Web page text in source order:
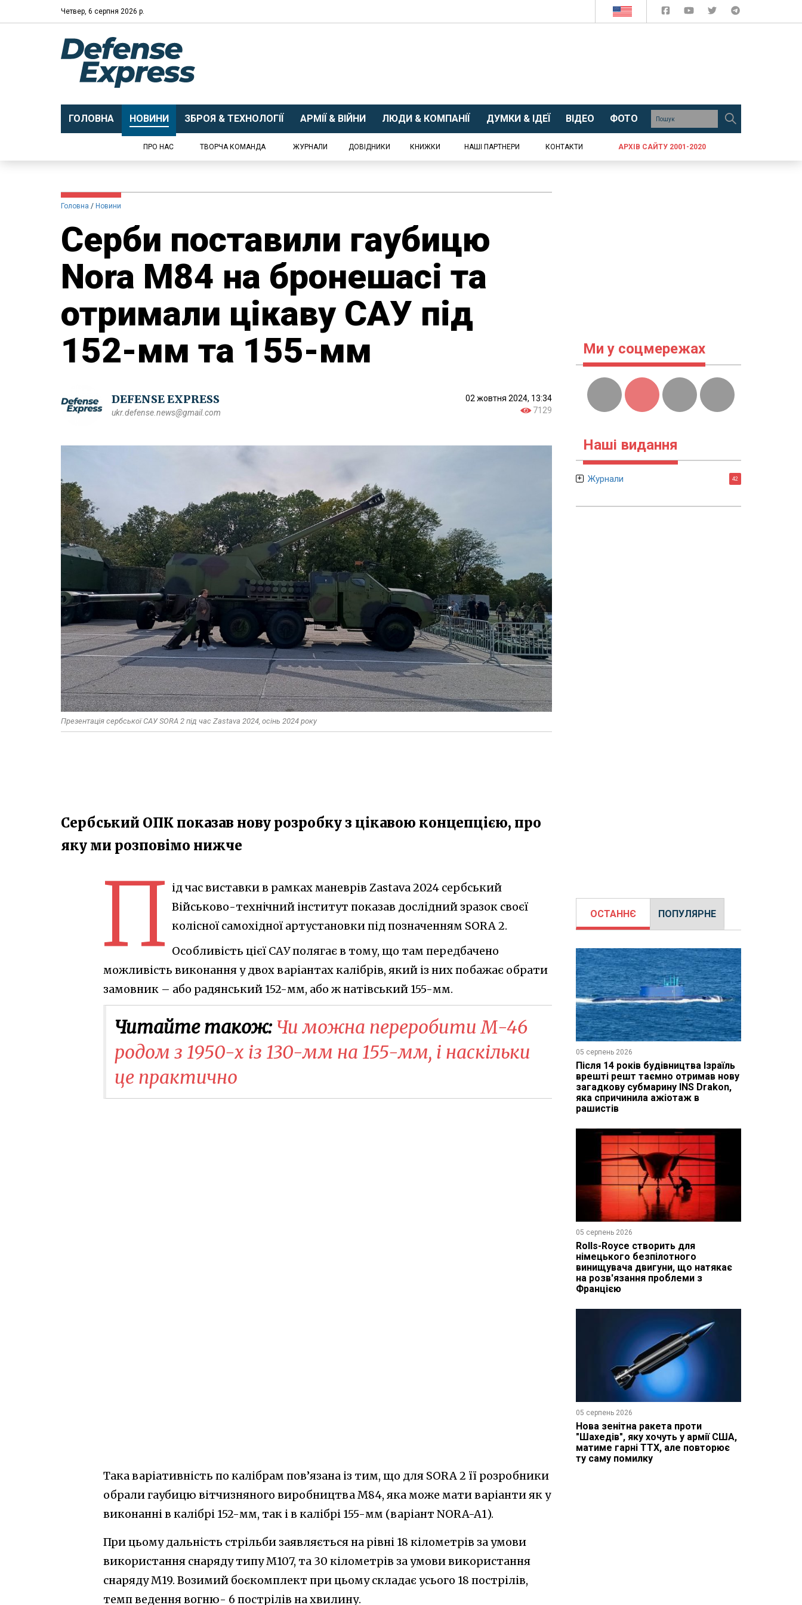
Четвер, 6 серпня 2026 р.
ГОЛОВНА НОВИНИ ЗБРОЯ & ТЕХНОЛОГІЇ АРМІЇ & ВІЙНИ ЛЮДИ & КОМПАНІЇ ДУМКИ & ІДЕЇ ВІДЕО ФОТО
ПРО НАС ТВОРЧА КОМАНДА ЖУРНАЛИ ДОВІДНИКИ КНИЖКИ НАШІ ПАРТНЕРИ КОНТАКТИ АРХІВ САЙТУ 2001-2020
Головна Новини
Серби поставили гаубицю
Nora M84 на бронешасі та
отримали цікаву САУ під
152-мм та 155-мм
DEFENSE EXPRESS
ukr.defense.news@gmail.com
02 жовтня 2024, 13:34
7129
Презентація сербської САУ SORA 2 під час Zastava 2024, осінь 2024 року
Сербський ОПК показав нову розробку з цікавою концепцією, про
яку ми розповімо нижче
П ід час виставки в рамках маневрів Zastava 2024 сербський
Військово-технічний інститут показав дослідний зразок своєї
колісної самохідної артустановки під позначенням SORA 2.
Особливість цієї САУ полягає в тому, що там передбачено
можливість виконання у двох варіантах калібрів, який із них побажає обрати
замовник – або радянський 152-мм, або ж натівський 155-мм.
Читайте також: Чи можна переробити М-46
родом з 1950-х із 130-мм на 155-мм, і наскільки
це практично
Така варіативність по калібрам пов’язана із тим, що для SORA 2 її розробники
обрали гаубицю вітчизняного виробництва M84, яка може мати варіанти як у
виконанні в калібрі 152-мм, так і в калібрі 155-мм (варіант NORA-A1).
При цьому дальність стрільби заявляється на рівні 18 кілометрів за умови
використання снаряду типу М107, та 30 кілометрів за умови використання
снаряду М19. Возимий боєкомплект при цьому складає усього 18 пострілів,
темп ведення вогню- 6 пострілів на хвилину.
Ми у соцмережах
Наші видання
Журнали 42
ОСТАННЄ ПОПУЛЯРНЕ
05 серпень 2026
Після 14 років будівництва Ізраїль
врешті решт таємно отримав нову
загадкову субмарину INS Drakon,
яка спричинила ажіотаж в
рашистів
05 серпень 2026
Rolls-Royce створить для
німецького безпілотного
винищувача двигуни, що натякає
на розв'язання проблеми з
Францією
05 серпень 2026
Нова зенітна ракета проти
"Шахедів", яку хочуть у армії США,
матиме гарні ТТХ, але повторює
ту саму помилку